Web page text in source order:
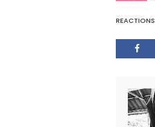
REACTIONS